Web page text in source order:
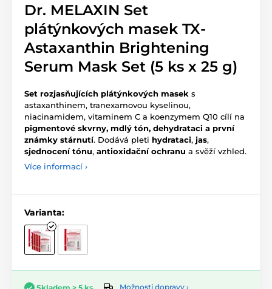
Dr. MELAXIN Set
plátýnkových masek TX-
Astaxanthin Brightening
Serum Mask Set (5 ks x 25 g)
Set rozjasňujících plátýnkových masek s
astaxanthinem, tranexamovou kyselinou,
niacinamidem, vitaminem C a koenzymem Q10 cílí na
pigmentové skvrny, mdlý tón, dehydrataci a první
známky stárnutí. Dodává pleti hydrataci, jas,
sjednocení tónu, antioxidační ochranu a svěží vzhled.
Více informací ›
Varianta:
Možnosti dopravy ›